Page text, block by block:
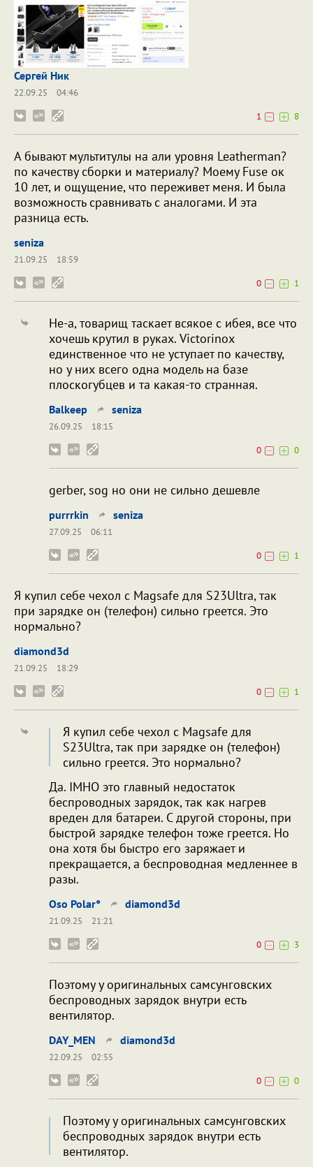
Сергей Ник
22.09.25
04:46
1
8
А бывают мультитулы на али уровня Leatherman?
по качеству сборки и материалу? Моему Fuse ок
10 лет, и ощущение, что переживет меня. И была
возможность сравнивать с аналогами. И эта
разница есть.
seniza
21.09.25
18:59
0
1
Не-а, товарищ таскает всякое с ибея, все что
хочешь крутил в руках. Victorinox
единственное что не уступает по качеству,
но у них всего одна модель на базе
плоскогубцев и та какая-то странная.
Balkeep seniza
26.09.25
18:15
0
0
gerber, sog но они не сильно дешевле
purrrkin seniza
27.09.25
06:11
0
1
Я купил себе чехол с Magsafe для S23Ultra, так
при зарядке он (телефон) сильно греется. Это
нормально?
diamond3d
21.09.25
18:29
0
1
Я купил себе чехол с Magsafe для
S23Ultra, так при зарядке он (телефон)
сильно греется. Это нормально?
Да. IMHO это главный недостаток
беспроводных зарядок, так как нагрев
вреден для батареи. С другой стороны, при
быстрой зарядке телефон тоже греется. Но
она хотя бы быстро его заряжает и
прекращается, а беспроводная медленнее в
разы.
Oso Polar° diamond3d
21.09.25
21:21
0
3
Поэтому у оригинальных самсунговских
беспроводных зарядок внутри есть
вентилятор.
DAY_MEN diamond3d
22.09.25
02:55
0
0
Поэтому у оригинальных самсунговских
беспроводных зарядок внутри есть
вентилятор.